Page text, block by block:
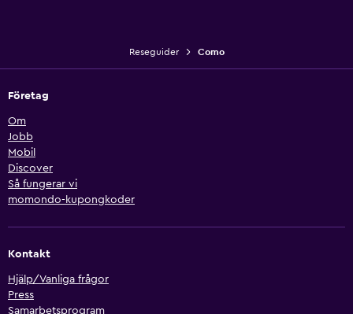
Reseguider Como
Företag
Om
Jobb
Mobil
Discover
Så fungerar vi
momondo-kupongkoder
Kontakt
Hjälp/Vanliga frågor
Press
Samarbetsprogram